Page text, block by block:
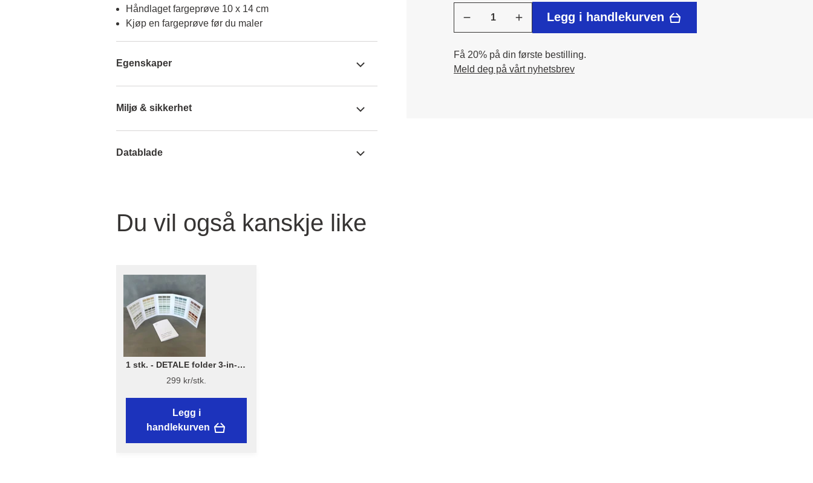
Håndlaget fargeprøve 10 x 14 cm
Kjøp en fargeprøve før du maler
Egenskaper
Miljø & sikkerhet
Datablade
Legg i handlekurven
Få 20% på din første bestilling.
Meld deg på vårt nyhetsbrev
Du vil også kanskje like
1 stk. - DETALE folder 3-in-1 -
KABRIC, KC14, Matt Paint
299 kr/stk.
Legg i
handlekurven